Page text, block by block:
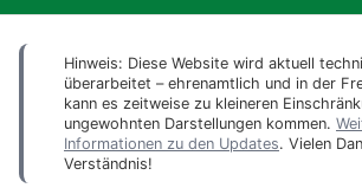
Hinweis: Diese Website wird aktuell
überarbeitet – ehrenamtlich und in der
kann es zeitweise zu kleineren
ungewohnten Darstellungen kommen.
Informationen zu den Updates. Vielen
Verständnis!